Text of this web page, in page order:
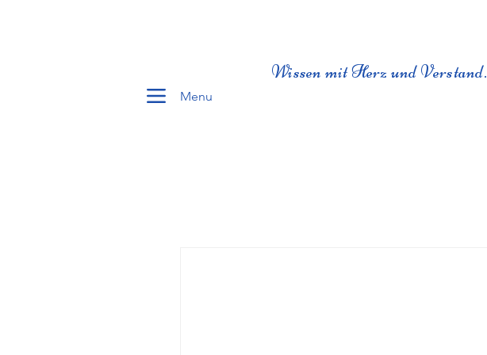
Menu
Wissen mit Herz und Verstand.